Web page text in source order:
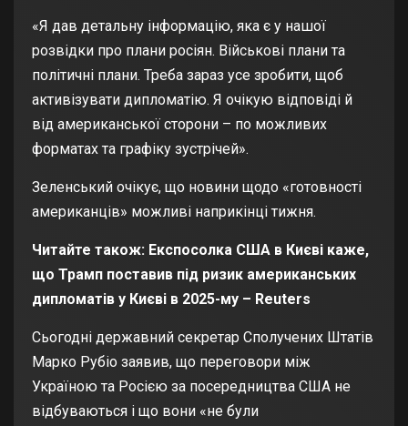
«Я дав детальну інформацію, яка є у нашої
розвідки про плани росіян. Військові плани та
політичні плани. Треба зараз усе зробити, щоб
активізувати дипломатію. Я очікую відповіді й
від американської сторони – по можливих
форматах та графіку зустрічей».
Зеленський очікує, що новини щодо «готовності
американців» можливі наприкінці тижня.
Читайте також: Експосолка США в Києві каже,
що Трамп поставив під ризик американських
дипломатів у Києві в 2025-му – Reuters
Сьогодні державний секретар Сполучених Штатів
Марко Рубіо заявив, що переговори між
Україною та Росією за посередництва США не
відбуваються і що вони «не були